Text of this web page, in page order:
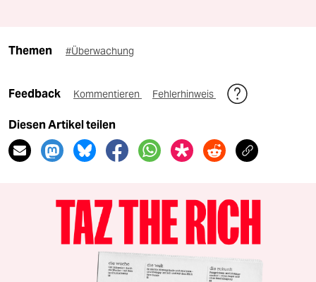
Themen #Überwachung
Feedback Kommentieren Fehlerhinweis
Diesen Artikel teilen